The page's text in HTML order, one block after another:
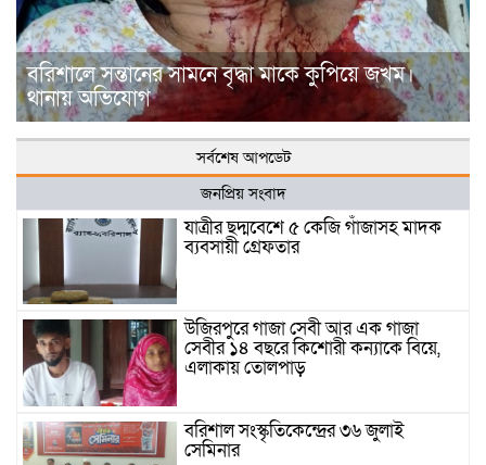
বরিশালে সন্তানের সামনে বৃদ্ধা মাকে কুপিয়ে জখম।
থানায় অভিযোগ
সর্বশেষ আপডেট
জনপ্রিয় সংবাদ
যাত্রীর ছদ্মবেশে ৫ কেজি গাঁজাসহ মাদক
ব্যবসায়ী গ্রেফতার
উজিরপুরে গাজা সেবী আর এক গাজা
সেবীর ১৪ বছরে কিশোরী কন্যাকে বিয়ে,
এলাকায় তোলপাড়
বরিশাল সংস্কৃতিকেন্দ্রের ৩৬ জুলাই
সেমিনার